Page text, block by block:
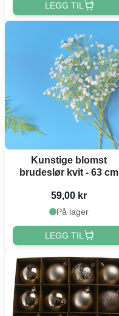
LEGG TIL
Kunstige blomst
brudeslør kvit - 63 cm
59,00 kr
På lager
LEGG TIL